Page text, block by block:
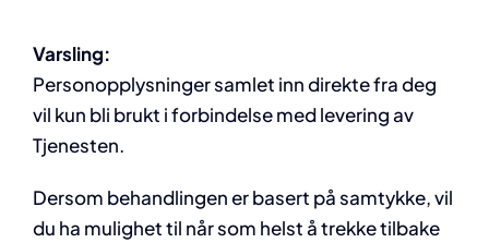
Varsling:
Personopplysninger samlet inn direkte fra deg
vil kun bli brukt i forbindelse med levering av
Tjenesten.
Dersom behandlingen er basert på samtykke, vil
du ha mulighet til når som helst å trekke tilbake